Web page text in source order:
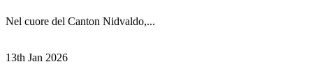
Nel cuore del Canton Nidvaldo,...
13th Jan 2026